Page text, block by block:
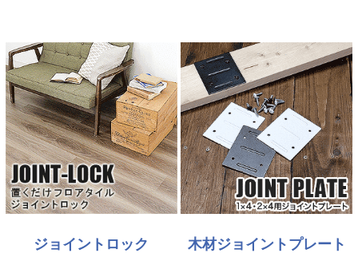
ジョイントロック 木材ジョイントプレート